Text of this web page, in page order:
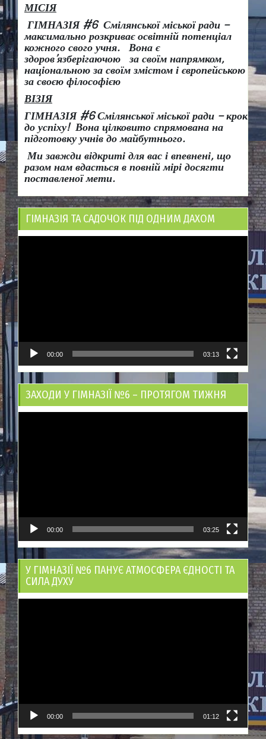
МІСІЯ
ГІМНАЗІЯ #6 Смілянської міської ради –
максимально розкриває освітній потенціал
кожного свого учня.
Вона є
здоров’язберігаючою за своїм напрямком,
національною за своїм змістом і європейською
за своєю філософією
ВІЗІЯ
ГІМНАЗІЯ #6 Смілянської міської ради – крок
до успіху! Вона цілковито спрямована на
підготовку учнів до майбутнього.
Ми завжди відкриті для вас і впевнені, що
разом нам вдасться в повній мірі досягти
поставленої мети.
ГІМНАЗІЯ ТА САДОЧОК ПІД ОДНИМ ДАХОМ
00:00 03:13
ЗАХОДИ У ГІМНАЗІЇ №6 – ПРОТЯГОМ ТИЖНЯ
00:00 03:25
У ГІМНАЗІЇ №6 ПАНУЄ АТМОСФЕРА ЄДНОСТІ ТА
СИЛА ДУХУ
00:00 01:12